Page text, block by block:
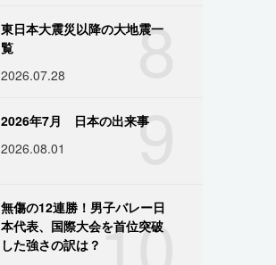
8
東日本大震災以降の大地震一
覧
2026.07.28
9
2026年7月 日本の出来事
2026.08.01
10
無傷の12連勝！男子バレー日
本代表、国際大会を首位突破
した強さの訳は？